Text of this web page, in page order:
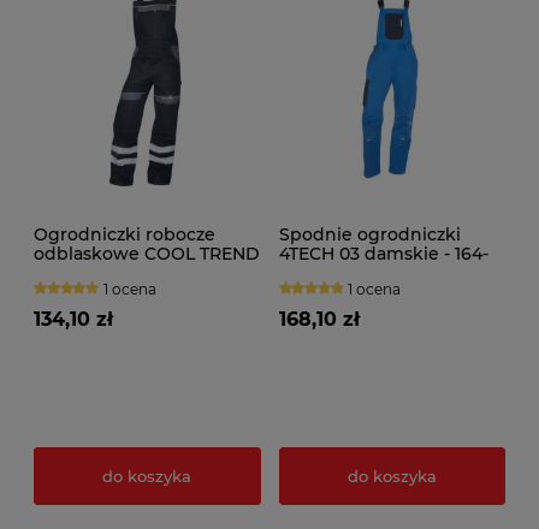
Ogrodniczki robocze
odblaskowe COOL TREND
1 ocena
134,10 zł
do koszyka
Spodnie ogrodniczki
4TECH 03 damskie - 164-
1 ocena
168,10 zł
do koszyka